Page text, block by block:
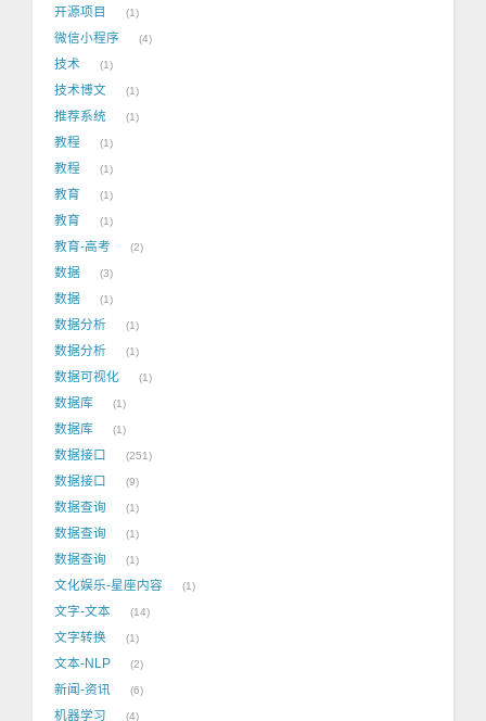
开源项目 1
微信小程序 4
技术 1
技术博文 1
推荐系统 1
教程 1
教程 1
教育 1
教育 1
教育-高考 2
数据 3
数据 1
数据分析 1
数据分析 1
数据可视化 1
数据库 1
数据库 1
数据接口 251
数据接口 9
数据查询 1
数据查询 1
数据查询 1
文化娱乐-星座内容 1
文字-文本 14
文字转换 1
文本-NLP 2
新闻-资讯 6
机器学习 4